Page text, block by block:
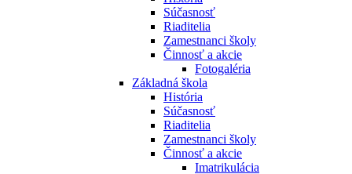
Súčasnosť
Riaditelia
Zamestnanci školy
Činnosť a akcie
Fotogaléria
Základná škola
História
Súčasnosť
Riaditelia
Zamestnanci školy
Činnosť a akcie
Imatrikulácia